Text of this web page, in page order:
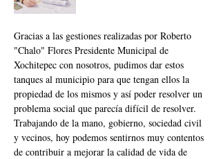
Gracias a las gestiones realizadas por Roberto
"Chalo" Flores Presidente Municipal de
Xochitepec con nosotros, pudimos dar estos
tanques al municipio para que tengan ellos la
propiedad de los mismos y así poder resolver un
problema social que parecía difícil de resolver.
Trabajando de la mano, gobierno, sociedad civil
y vecinos, hoy podemos sentirnos muy contentos
de contribuir a mejorar la calidad de vida de